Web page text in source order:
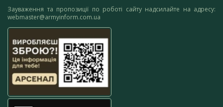
Зауваження та пропозиції по роботі сайту надсилайте на адресу:
webmaster@armyinform.com.ua